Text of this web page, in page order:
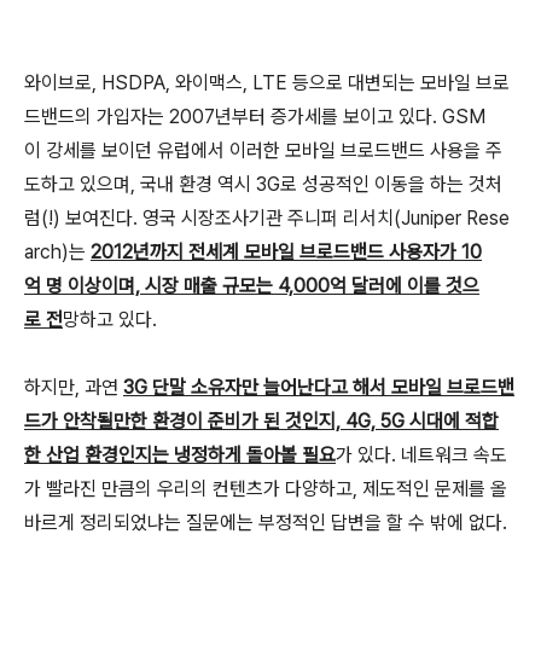
와이브로, HSDPA, 와이맥스, LTE 등으로 대변되는 모바일 브로
드밴드의 가입자는 2007년부터 증가세를 보이고 있다. GSM
이 강세를 보이던 유럽에서 이러한 모바일 브로드밴드 사용을 주
도하고 있으며, 국내 환경 역시 3G로 성공적인 이동을 하는 것처
럼(!) 보여진다. 영국 시장조사기관 주니퍼 리서치(Juniper Rese
arch)는 2012년까지 전세계 모바일 브로드밴드 사용자가 10
억 명 이상이며, 시장 매출 규모는 4,000억 달러에 이를 것으
로 전망하고 있다.
하지만, 과연 3G 단말 소유자만 늘어난다고 해서 모바일 브로드밴
드가 안착될만한 환경이 준비가 된 것인지, 4G, 5G 시대에 적합
한 산업 환경인지는 냉정하게 돌아볼 필요가 있다. 네트워크 속도
가 빨라진 만큼의 우리의 컨텐츠가 다양하고, 제도적인 문제를 올
바르게 정리되었냐는 질문에는 부정적인 답변을 할 수 밖에 없다.